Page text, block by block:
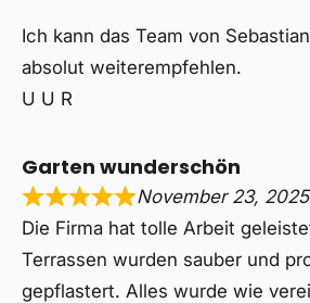
Ich kann das Team von
absolut weiterempfehlen.
U U R
Garten wunderschön
November 23, 2025
Die Firma hat tolle Arbeit
Terrassen wurden sauber und
gepflastert. Alles wurde wie